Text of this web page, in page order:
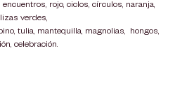
rojo, ciclos, círculos, naranja,
verdes,
tulia, mantequilla, magnolias, hongos,
celebración.